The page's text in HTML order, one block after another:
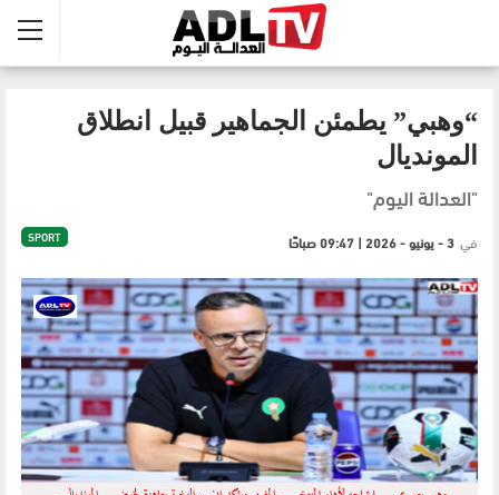
“وهبي” يطمئن الجماهير قبيل انطلاق
المونديال
"العدالة اليوم"
SPORT في 3 - يونيو - 2026 | 09:47 صباحًا